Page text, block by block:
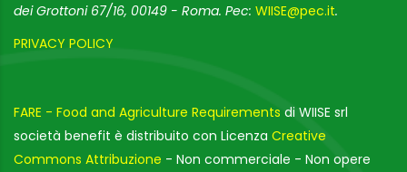
dei Grottoni 67/16, 00149 - Roma. Pec: WIISE@pec.it.
PRIVACY POLICY
FARE - Food and Agriculture Requirements di WIISE srl
società benefit è distribuito con Licenza Creative
Commons Attribuzione - Non commerciale - Non opere